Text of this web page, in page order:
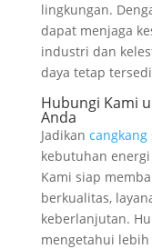
lingkungan.
dapat menjaga
industri dan
daya tetap
Hubungi Kami
Anda
Jadikan cangkang
kebutuhan
Kami siap
berkualitas,
keberlanjutan.
mengetahui